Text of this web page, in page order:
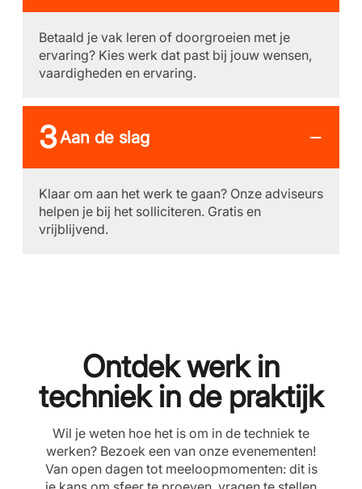
Betaald je vak leren of doorgroeien met je
ervaring? Kies werk dat past bij jouw wensen,
vaardigheden en ervaring.
Aan de slag
Klaar om aan het werk te gaan? Onze adviseurs
helpen je bij het solliciteren. Gratis en
vrijblijvend.
Ontdek werk in
techniek in de praktijk
Wil je weten hoe het is om in de techniek te
werken? Bezoek een van onze evenementen!
Van open dagen tot meeloopmomenten: dit is